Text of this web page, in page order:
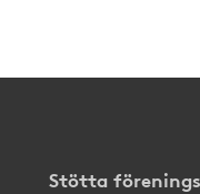
Stötta